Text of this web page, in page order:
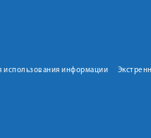
использования информации